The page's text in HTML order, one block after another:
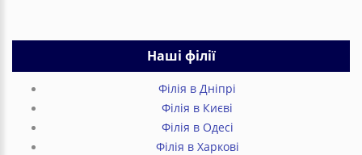
Наші філії
Філія в Дніпрі
Філія в Києві
Філія в Одесі
Філія в Харкові